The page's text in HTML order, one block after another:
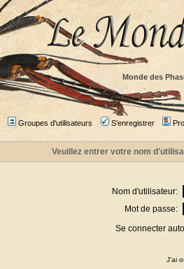
Monde des
Groupes d'utilisateurs S'enregistrer
Veuillez entrer votre nom
Nom d'utilisateur:
Mot de passe:
Se connecter
J'ai